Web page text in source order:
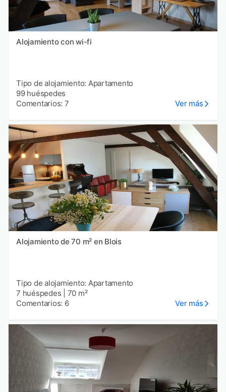
Alojamiento con wi-fi
Tipo de alojamiento: Apartamento
99 huéspedes
Comentarios: 7
Ver más
Alojamiento de 70 m² en Blois
Tipo de alojamiento: Apartamento
7 huéspedes
70 m²
Comentarios: 6
Ver más